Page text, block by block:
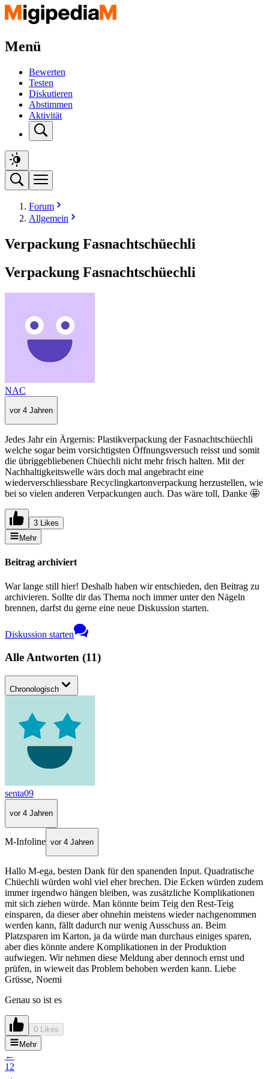
Menü
Bewerten
Testen
Diskutieren
Abstimmen
Aktivität
Forum
Allgemein
Verpackung Fasnachtschüechli
Verpackung Fasnachtschüechli
NAC
vor 4 Jahren
Jedes Jahr ein Ärgernis: Plastikverpackung der Fasnachtschüechli
welche sogar beim vorsichtigsten Öffnungsversuch reisst und somit
die übriggebliebenen Chüechli nicht mehr frisch halten. Mit der
Nachhaltigkeitswelle wärs doch mal angebracht eine
wiederverschliessbare Recyclingkartonverpackung herzustellen, wie
bei so vielen anderen Verpackungen auch. Das wäre toll, Danke 🤩
3 Likes
Mehr
Beitrag archiviert
War lange still hier! Deshalb haben wir entschieden, den Beitrag zu
archivieren. Sollte dir das Thema noch immer unter den Nägeln
brennen, darfst du gerne eine neue Diskussion starten.
Diskussion starten
Alle Antworten (11)
Chronologisch
senta09
vor 4 Jahren
M-Infoline vor 4 Jahren
Hallo M-ega, besten Dank für den spanenden Input. Quadratische
Chüechli würden wohl viel eher brechen. Die Ecken würden zudem
immer irgendwo hängen bleiben, was zusätzliche Komplikationen
mit sich ziehen würde. Man könnte beim Teig den Rest-Teig
einsparen, da dieser aber ohnehin meistens wieder nachgenommen
werden kann, fällt dadurch nur wenig Ausschuss an. Beim
Platzsparen im Karton, ja da würde man durchaus einiges sparen,
aber dies könnte andere Komplikationen in der Produktion
aufwiegen. Wir nehmen diese Meldung aber dennoch ernst und
prüfen, in wieweit das Problem behoben werden kann. Liebe
Grüsse, Noemi
Genau so ist es
0 Likes
Mehr
←
12